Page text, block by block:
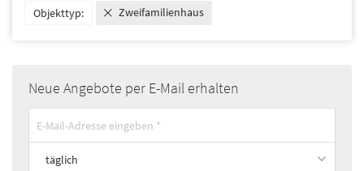
Objekttyp: Zweifamilienhaus
Neue Angebote per E-Mail erhalten
täglich